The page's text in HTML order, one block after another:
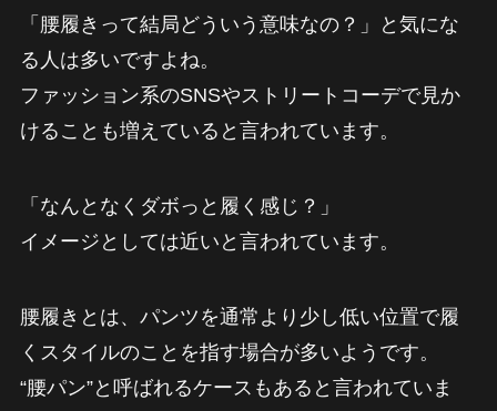
「腰履きって結局どういう意味なの？」と気にな
る人は多いですよね。
ファッション系のSNSやストリートコーデで見か
けることも増えていると言われています。
「なんとなくダボっと履く感じ？」
イメージとしては近いと言われています。
腰履きとは、パンツを通常より少し低い位置で履
くスタイルのことを指す場合が多いようです。
“腰パン”と呼ばれるケースもあると言われていま